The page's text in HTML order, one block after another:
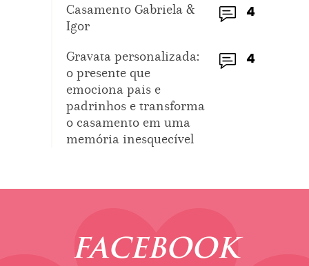
4
Casamento Gabriela &
Igor
4
Gravata personalizada:
o presente que
emociona pais e
padrinhos e transforma
o casamento em uma
memória inesquecível
FACEBOOK